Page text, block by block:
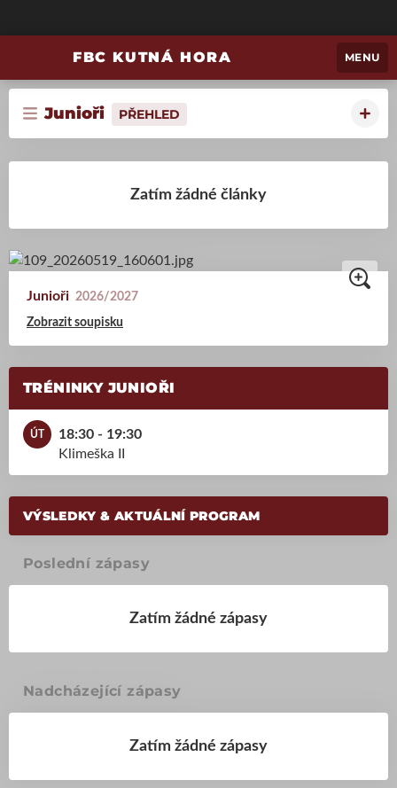
FBC KUTNÁ HORA MENU
Junioři PŘEHLED
Zatím žádné články
Junioři 2026/2027
Zobrazit soupisku
TRÉNINKY JUNIOŘI
ÚT
18:30 - 19:30
Klimeška II
VÝSLEDKY & AKTUÁLNÍ PROGRAM
Poslední zápasy
Zatím žádné zápasy
Nadcházející zápasy
Zatím žádné zápasy